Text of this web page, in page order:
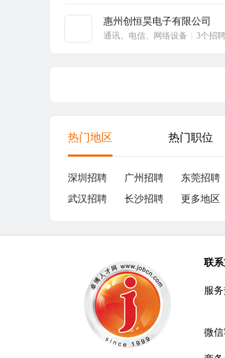
惠州创恒昊电子有限公司
通讯、电信、网络设备 3个招
立即沟通
热门地区 热门职位
深圳招聘 广州招聘 东莞招聘
武汉招聘
长沙招聘 更多地区
联
服务
微信